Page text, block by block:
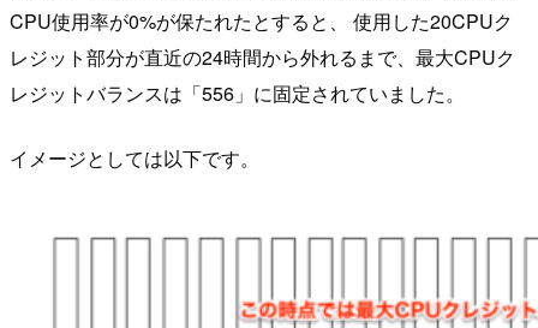
CPU使用率が0%が保たれたとすると、 使用した20CPUク
レジット部分が直近の24時間から外れるまで、最大CPUク
レジットバランスは「556」に固定されていました。
イメージとしては以下です。